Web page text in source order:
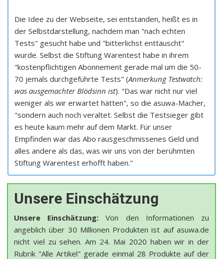
Die Idee zu der Webseite, sei entstanden, heißt es in
der Selbstdarstellung, nachdem man "nach echten
Tests" gesucht habe und "bitterlichst enttäuscht"
wurde. Selbst die Stiftung Warentest habe in ihrem
"kostenpflichtigen Abonnement gerade mal um die 50-
70 jemals durchgeführte Tests" (Anmerkung Testwatch:
was ausgemachter Blödsinn ist). "Das war nicht nur viel
weniger als wir erwartet hätten", so die asuwa-Macher,
"sondern auch noch veraltet. Selbst die Testsieger gibt
es heute kaum mehr auf dem Markt. Für unser
Empfinden war das Abo rausgeschmissenes Geld und
alles andere als das, was wir uns von der berühmten
Stiftung Warentest erhofft haben."
Unsere Einschätzung
Unsere Einschätzung:Von den Informationen zu
angeblich über 30 Millionen Produkten ist auf asuwa.de
nicht viel zu sehen. Am 24. Mai 2020 haben wir in der
Rubrik "Alle Artikel" gerade einmal 28 Produkte auf der